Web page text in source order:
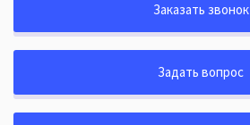
Заказать звонок
Задать вопрос